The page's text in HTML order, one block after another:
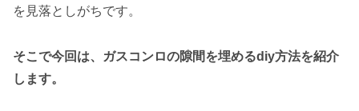
を見落としがちです。
そこで今回は、ガスコンロの隙間を埋めるdiy方法を紹介
します。